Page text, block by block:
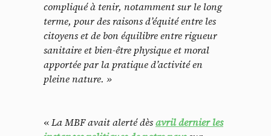
compliqué à tenir, notamment sur le long
terme, pour des raisons d’équité entre les
citoyens et de bon équilibre entre rigueur
sanitaire et bien-être physique et moral
apportée par la pratique d’activité en
pleine nature. »
«La MBF avait alerté dèsavril dernier les